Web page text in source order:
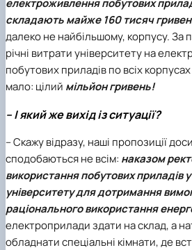
складають майже 160 тисяч
далеко не найбільшому, корпусу. За
річні витрати університету на
побутових приладів по всіх
мало: цілий мільйон гривень!
– І який же вихід із ситуації?
– Скажу відразу, наші пропозиції
сподобаються не всім: наказом
використання побутових приладів
університету для дотримання
раціонального використання
електроприлади здати на склад, а
обладнати спеціальні кімнати, де